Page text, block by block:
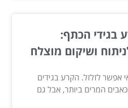
בגידי הכתף:
ושיקום מוצלח
אפשר לזלזל. הקרע בגידים
המרים ביותר, אבל גם